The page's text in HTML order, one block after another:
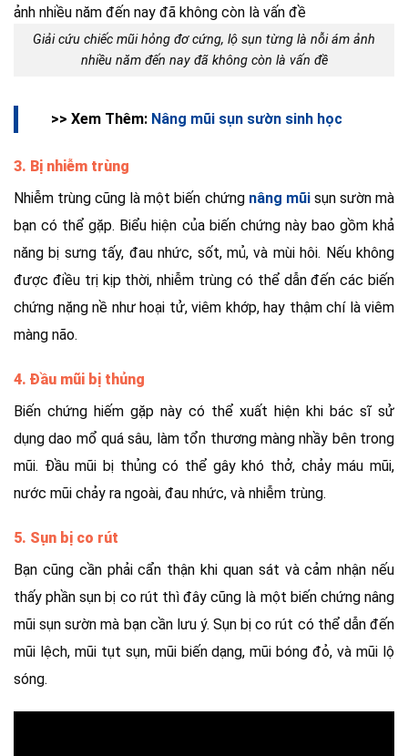
Giải cứu chiếc mũi hỏng đơ cứng, lộ sụn từng là nỗi ám ảnh
nhiều năm đến nay đã không còn là vấn đề
>> Xem Thêm: Nâng mũi sụn sườn sinh học
3. Bị nhiễm trùng
Nhiễm trùng cũng là một biến chứng nâng mũisụn sườn mà
bạn có thể gặp. Biểu hiện của biến chứng này bao gồm khả
năng bị sưng tấy, đau nhức, sốt, mủ, và mùi hôi. Nếu không
được điều trị kịp thời, nhiễm trùng có thể dẫn đến các biến
chứng nặng nề như hoại tử, viêm khớp, hay thậm chí là viêm
màng não.
4. Đầu mũi bị thủng
Biến chứng hiếm gặp này có thể xuất hiện khi bác sĩ sử
dụng dao mổ quá sâu, làm tổn thương màng nhầy bên trong
mũi. Đầu mũi bị thủng có thể gây khó thở, chảy máu mũi,
nước mũi chảy ra ngoài, đau nhức, và nhiễm trùng.
5. Sụn bị co rút
Bạn cũng cần phải cẩn thận khi quan sát và cảm nhận nếu
thấy phần sụn bị co rút thì đây cũng là một biến chứng nâng
mũi sụn sườn mà bạn cần lưu ý. Sụn bị co rút có thể dẫn đến
mũi lệch, mũi tụt sụn, mũi biến dạng, mũi bóng đỏ, và mũi lộ
sóng.